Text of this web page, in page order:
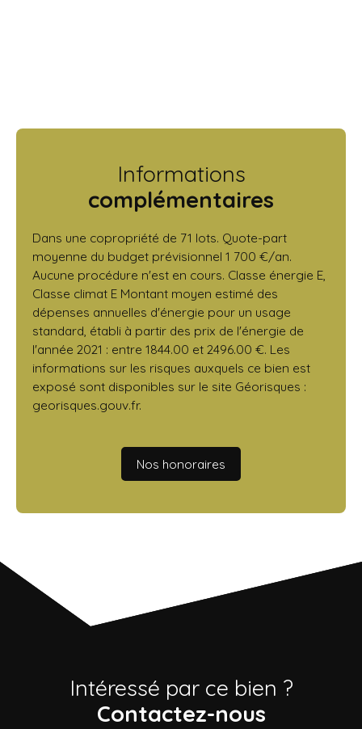
Informations
complémentaires
Dans une copropriété de 71 lots. Quote-part
moyenne du budget prévisionnel 1 700 €/an.
Aucune procédure n'est en cours. Classe énergie E,
Classe climat E Montant moyen estimé des
dépenses annuelles d'énergie pour un usage
standard, établi à partir des prix de l'énergie de
l'année 2021 : entre 1844.00 et 2496.00 €. Les
informations sur les risques auxquels ce bien est
exposé sont disponibles sur le site Géorisques :
georisques.gouv.fr.
Nos honoraires
Intéressé par ce bien ?
Contactez-nous